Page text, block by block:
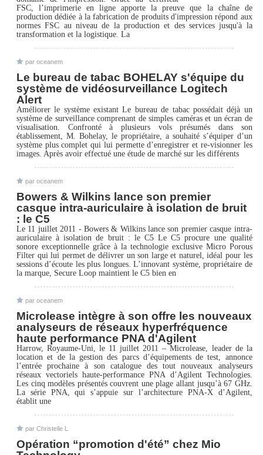
FSC, l’imprimerie en ligne apporte la preuve que la chaîne de
production dédiée à la fabrication de produits d'impression répond aux
normes FSC au niveau de la production et des services jusqu'à la
transformation et la logistique. La
par oceanem
Le bureau de tabac BOHELAY s'équipe du
système de vidéosurveillance Logitech
Alert
Améliorer le système existant Le bureau de tabac possédait déjà un
système de surveillance comprenant de simples caméras et un écran de
visualisation. Confronté à plusieurs vols présumés dans son
établissement, M. Bohelay, le propriétaire, a souhaité s’équiper d’un
système plus complet qui lui permette d’enregistrer et re-visionner les
images. Après avoir effectué une étude de marché sur les différents
par oceanem
Bowers & Wilkins lance son premier
casque intra-auriculaire à isolation de bruit
: le C5
Le 11 juillet 2011 - Bowers & Wilkins lance son premier casque intra-
auriculaire à isolation de bruit : le C5 Le C5 procure une qualité
sonore exceptionnelle grâce à la technologie exclusive Micro Porous
Filter qui lui permet de délivrer un son large et naturel, idéal pour les
sessions d’écoute les plus longues. L’innovant système, propriétaire de
la marque, Secure Loop maintient le C5 bien en
par oceanem
Microlease intègre à son offre les nouveaux
analyseurs de réseaux hyperfréquence
haute performance PNA d'Agilent
Harrow, Royaume-Uni, le 11 juillet 2011 – Microlease, leader de la
location et de la gestion des parcs d’équipements de test, annonce
l’entrée prochaine à son catalogue des tout nouveaux analyseurs
réseaux vectoriels haute-performance PNA d’Agilent Technologies.
Les cinq modèles présentés couvrent une plage allant jusqu’à 67 GHz.
La série PNA, qui s’appuie sur l’architecture PNA-X d’Agilent,
établit une
par Christelle L
Opération “promotion d'été” chez Mio